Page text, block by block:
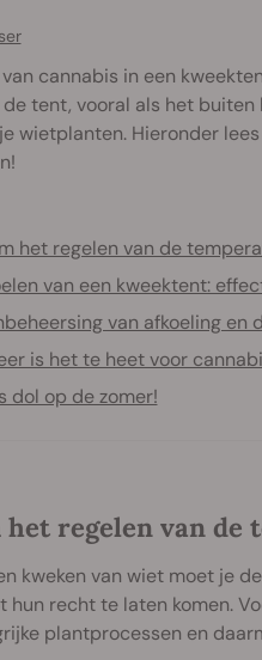
cannabis in een
tent, vooral als het
wietplanten. Hieronder
het regelen van de
van een kweektent:
van afkoeling en
is het te heet voor
dol op de zomer!
het regelen van
kweken van wiet moet je
hun recht te laten komen.
plantprocessen en